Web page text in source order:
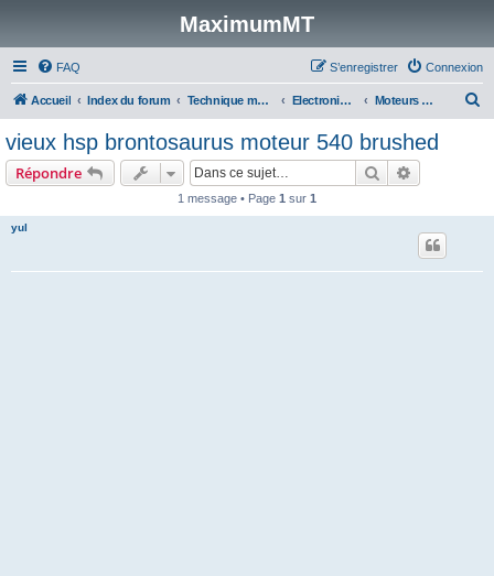
MaximumMT
FAQ Connexion
S’enregistrer
Accueil Index du forum Technique modélisme Electronique (radios, servos, variateurs, accus) Moteurs brushed & brushless
vieux hsp brontosaurus moteur 540 brushed
Répondre Rechercher
1 message • Page 1 sur 1
yul